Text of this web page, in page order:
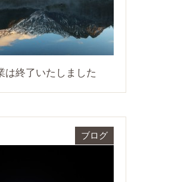
は終了いたしました
ブログ